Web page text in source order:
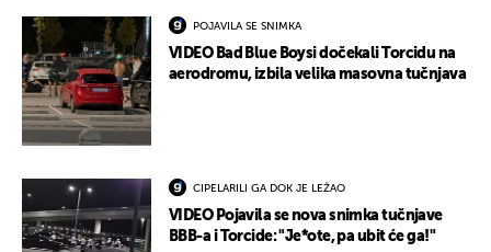
POJAVILA SE SNIMKA
VIDEO Bad Blue Boysi dočekali Torcidu na
aerodromu, izbila velika masovna tučnjava
CIPELARILI GA DOK JE LEŽAO
VIDEO Pojavila se nova snimka tučnjave
BBB-a i Torcide: "Je*ote, pa ubit će ga!"